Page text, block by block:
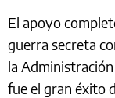
El apoyo
guerra secreta
la
fue el gran éxito